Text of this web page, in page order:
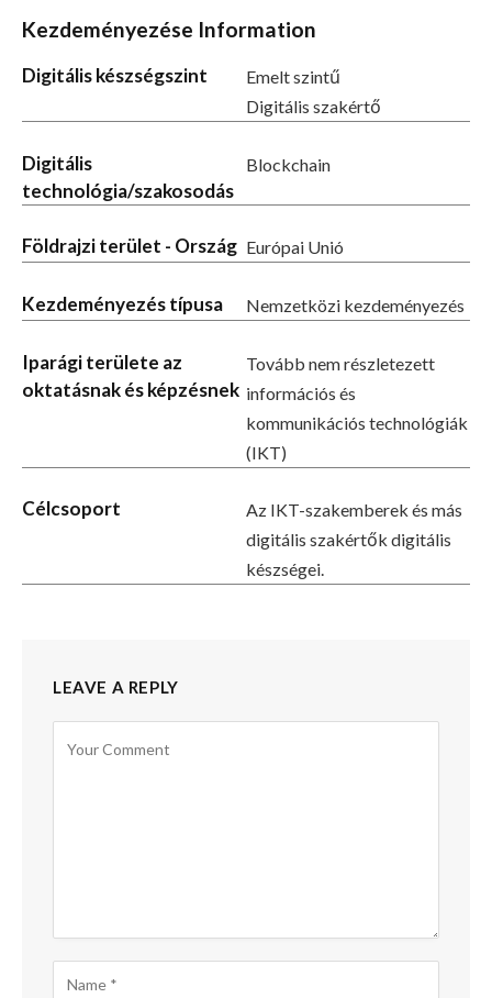
Kezdeményezése Information
Digitális készségszint
Emelt szintű
Digitális szakértő
Digitális
technológia/szakosodás
Blockchain
Földrajzi terület - Ország Európai Unió
Kezdeményezés típusa Nemzetközi kezdeményezés
Iparági területe az
oktatásnak és képzésnek
Tovább nem részletezett
információs és
kommunikációs technológiák
(IKT)
Célcsoport
Az IKT-szakemberek és más
digitális szakértők digitális
készségei.
LEAVE A REPLY